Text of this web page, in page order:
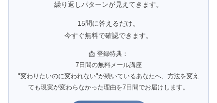
繰り返しパターンが見えてきます。
15問に答えるだけ。
今すぐ無料で確認できます。
📩 登録特典：
7日間の無料メール講座
"変わりたいのに変われない"が続いているあなたへ、方法を変え
ても現実が変わらなかった理由を7日間でお届けします。